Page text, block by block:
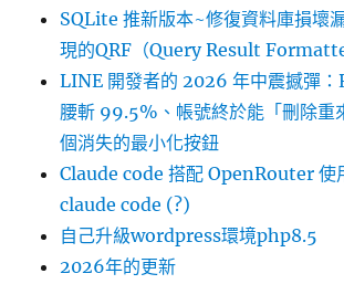
SQLite 推新版本~修復資料庫損壞
現的QRF（Query Result
LINE 開發者的 2026 年中震撼彈
腰斬 99.5%、帳號終於能「刪除重
個消失的最小化按鈕
Claude code 搭配 OpenRouter 使
claude code (?)
自己升級wordpress環境php8.5
2026年的更新